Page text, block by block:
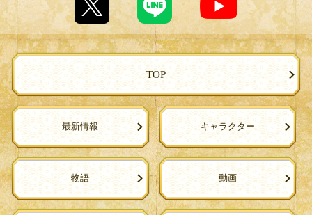
TOP
最新情報 キャラクター
物語 動画